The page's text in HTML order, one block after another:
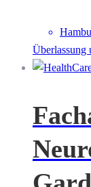
Überlassung